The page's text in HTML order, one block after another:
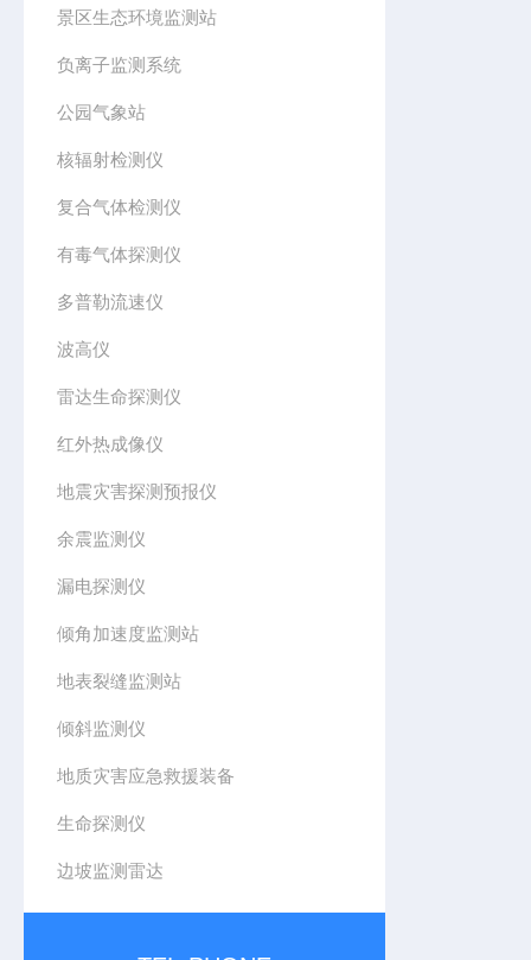
景区生态环境监测站
负离子监测系统
公园气象站
核辐射检测仪
复合气体检测仪
有毒气体探测仪
多普勒流速仪
波高仪
雷达生命探测仪
红外热成像仪
地震灾害探测预报仪
余震监测仪
漏电探测仪
倾角加速度监测站
地表裂缝监测站
倾斜监测仪
地质灾害应急救援装备
生命探测仪
边坡监测雷达